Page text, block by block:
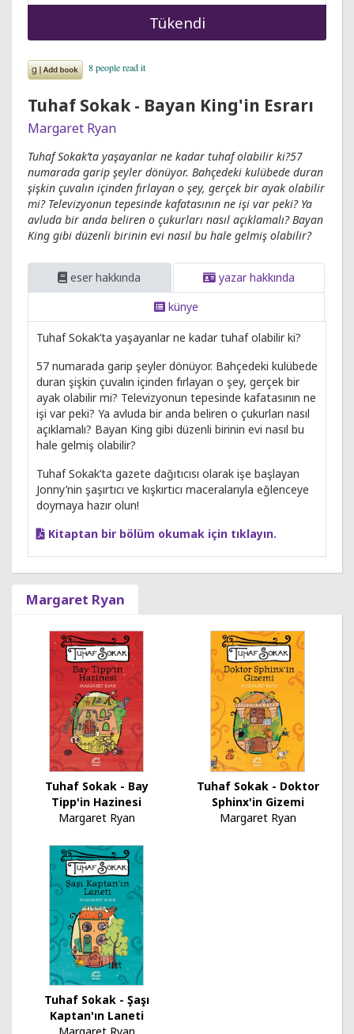
Tükendi
Tuhaf Sokak - Bayan King'in Esrarı
Margaret Ryan
Tuhaf Sokak’ta yaşayanlar ne kadar tuhaf olabilir ki?57
numarada garip şeyler dönüyor. Bahçedeki kulübede duran
şişkin çuvalın içinden fırlayan o şey, gerçek bir ayak olabilir
mi? Televizyonun tepesinde kafatasının ne işi var peki? Ya
avluda bir anda beliren o çukurları nasıl açıklamalı? Bayan
King gibi düzenli birinin evi nasıl bu hale gelmiş olabilir?
eser hakkında
yazar hakkında
künye
Tuhaf Sokak’ta yaşayanlar ne kadar tuhaf olabilir ki?
57 numarada garip şeyler dönüyor. Bahçedeki kulübede
duran şişkin çuvalın içinden fırlayan o şey, gerçek bir
ayak olabilir mi? Televizyonun tepesinde kafatasının ne
işi var peki? Ya avluda bir anda beliren o çukurları nasıl
açıklamalı? Bayan King gibi düzenli birinin evi nasıl bu
hale gelmiş olabilir?
Tuhaf Sokak’ta gazete dağıtıcısı olarak işe başlayan
Jonny’nin şaşırtıcı ve kışkırtıcı maceralarıyla eğlenceye
doymaya hazır olun!
Kitaptan bir bölüm okumak için tıklayın.
Margaret Ryan
Tuhaf Sokak - Bay
Tipp'in Hazinesi
Margaret Ryan
Tuhaf Sokak - Doktor
Sphinx'in Gizemi
Margaret Ryan
Tuhaf Sokak - Şaşı
Kaptan'ın Laneti